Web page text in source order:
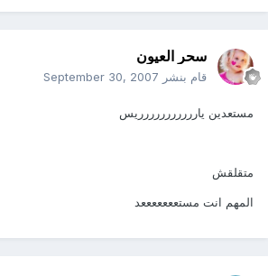
سحر العيون
قام بنشر September 30, 2007
مستعدين ياررررررررررريس
متقلقش
المهم انت مستعععععععد